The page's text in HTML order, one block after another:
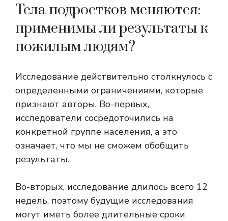
Тела подростков меняются:
применимы ли результаты к
пожилым людям?
Исследование действительно столкнулось с
определенными ограничениями, которые
признают авторы. Во-первых,
исследователи сосредоточились на
конкретной группе населения, а это
означает, что мы не сможем обобщить
результаты.
Во-вторых, исследование длилось всего 12
недель, поэтому будущие исследования
могут иметь более длительные сроки